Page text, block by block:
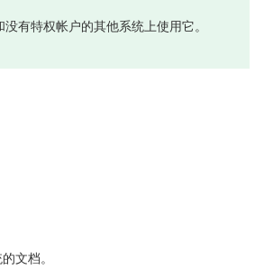
有特权帐户的其他系统上使用它。
文档。